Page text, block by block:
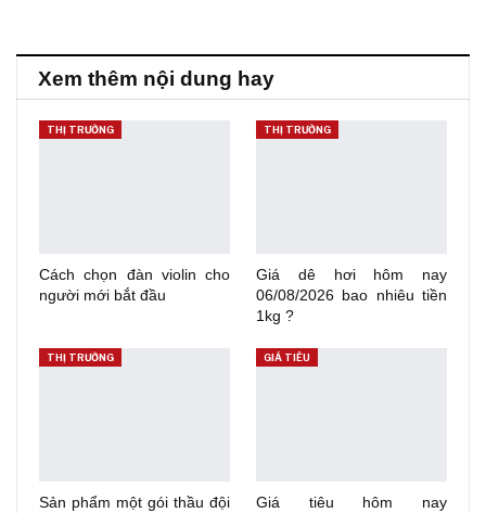
Xem thêm nội dung hay
THỊ TRƯỜNG
Cách chọn đàn violin cho
người mới bắt đầu
THỊ TRƯỜNG
Giá dê hơi hôm nay
06/08/2026 bao nhiêu tiền
1kg ?
THỊ TRƯỜNG
Sản phẩm một gói thầu đội
GIÁ TIÊU
Giá tiêu hôm nay